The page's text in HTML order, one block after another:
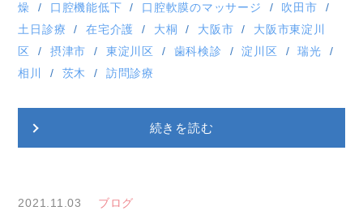
燥
口腔機能低下 口腔軟膜のマッサージ
吹田市
土日診療
在宅介護 大桐 大阪市
大阪市東淀川
区
摂津市 東淀川区 歯科検診 淀川区
瑞光
相川
茨木 訪問診療
続きを読む
2021.11.03 ブログ